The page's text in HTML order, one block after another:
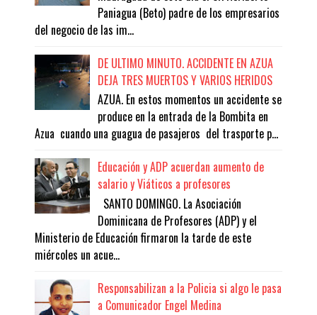
Paniagua (Beto) padre de los empresarios
del negocio de las im...
DE ULTIMO MINUTO. ACCIDENTE EN AZUA
DEJA TRES MUERTOS Y VARIOS HERIDOS
AZUA. En estos momentos un accidente se
produce en la entrada de la Bombita en
Azua cuando una guagua de pasajeros del trasporte p...
Educación y ADP acuerdan aumento de
salario y Viáticos a profesores
SANTO DOMINGO. La Asociación
Dominicana de Profesores (ADP) y el
Ministerio de Educación firmaron la tarde de este
miércoles un acue...
Responsabilizan a la Policia si algo le pasa
a Comunicador Engel Medina